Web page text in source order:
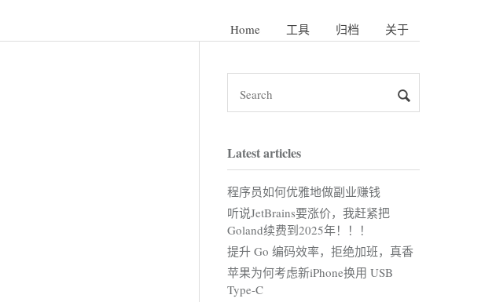
Home 工具 归档 关于
Latest articles
程序员如何优雅地做副业赚钱
听说JetBrains要涨价，我赶紧把
Goland续费到2025年！！！
提升 Go 编码效率，拒绝加班，真香
苹果为何考虑新iPhone换用 USB
Type-C